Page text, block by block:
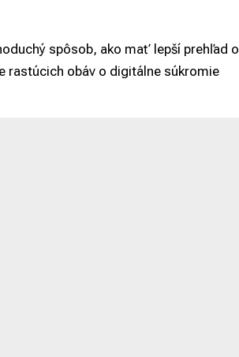
spôsob, ako mať lepší prehľad o
rastúcich obáv o digitálne súkromie